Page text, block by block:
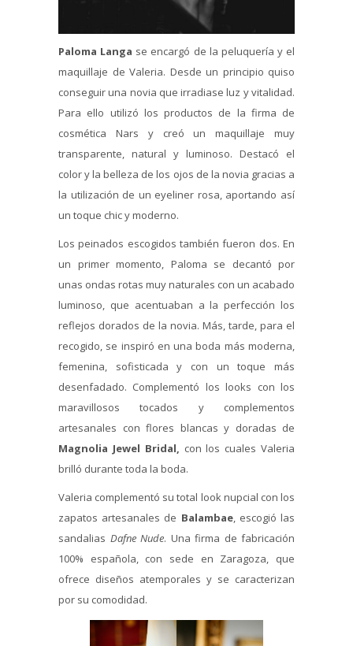
Paloma Langa se encargó de la peluquería y el
maquillaje de Valeria. Desde un principio quiso
conseguir una novia que irradiase luz y vitalidad.
Para ello utilizó los productos de la firma de
cosmética Nars y creó un maquillaje muy
transparente, natural y luminoso. Destacó el
color y la belleza de los ojos de la novia gracias a
la utilización de un eyeliner rosa, aportando así
un toque chic y moderno.
Los peinados escogidos también fueron dos. En
un primer momento, Paloma se decantó por
unas ondas rotas muy naturales con un acabado
luminoso, que acentuaban a la perfección los
reflejos dorados de la novia. Más, tarde, para el
recogido, se inspiró en una boda más moderna,
femenina, sofisticada y con un toque más
desenfadado. Complementó los looks con los
maravillosos tocados y complementos
artesanales con flores blancas y doradas de
Magnolia Jewel Bridal, con los cuales Valeria
brilló durante toda la boda.
Valeria complementó su total look nupcial con los
zapatos artesanales de Balambae, escogió las
sandalias Dafne Nude. Una firma de fabricación
100% española, con sede en Zaragoza, que
ofrece diseños atemporales y se caracterizan
por su comodidad.